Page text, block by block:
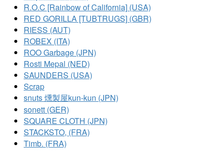
R.O.C [Rainbow of California] (USA)
RED GORILLA [TUBTRUGS] (GBR)
RIESS (AUT)
ROBEX (ITA)
ROO Garbage (JPN)
Rosti Mepal (NED)
SAUNDERS (USA)
Scrap
snuts 燻製屋kun-kun (JPN)
sonett (GER)
SQUARE CLOTH (JPN)
STACKSTO, (FRA)
Timb. (FRA)